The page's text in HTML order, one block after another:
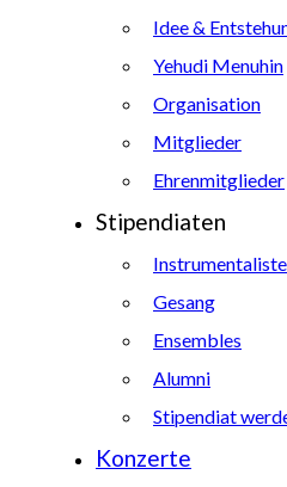
Idee &
Yehudi Menuhin
Organisation
Mitglieder
Ehrenmitglieder
Stipendiaten
Gesang
Ensembles
Alumni
Stipendiat
Konzerte